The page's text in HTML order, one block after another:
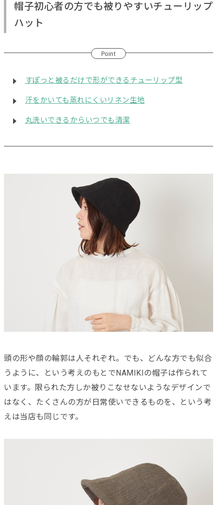
帽子初心者の方でも被りやすいチューリップ
ハット
Point
すぽっと被るだけで形ができるチューリップ型
汗をかいても蒸れにくいリネン生地
丸洗いできるからいつでも清潔
頭の形や顔の輪郭は人それぞれ。でも、どんな方でも似合
うように、という考えのもとでNAMIKIの帽子は作られて
います。限られた方しか被りこなせないようなデザインで
はなく、たくさんの方が日常使いできるものを、という考
えは当店も同じです。